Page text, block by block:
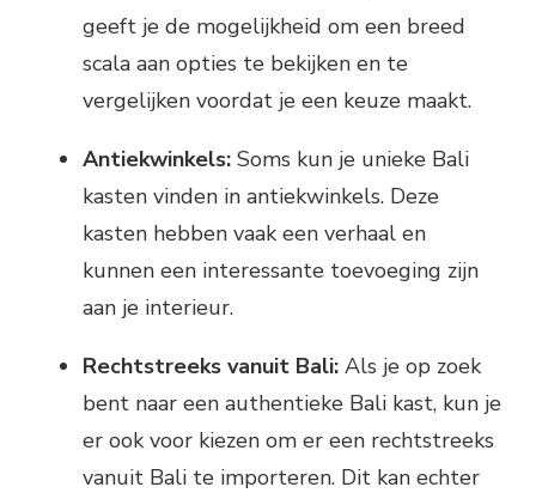
geeft je de mogelijkheid om een breed
scala aan opties te bekijken en te
vergelijken voordat je een keuze maakt.
Antiekwinkels: Soms kun je unieke Bali
kasten vinden in antiekwinkels. Deze
kasten hebben vaak een verhaal en
kunnen een interessante toevoeging zijn
aan je interieur.
Rechtstreeks vanuit Bali: Als je op zoek
bent naar een authentieke Bali kast, kun je
er ook voor kiezen om er een rechtstreeks
vanuit Bali te importeren. Dit kan echter